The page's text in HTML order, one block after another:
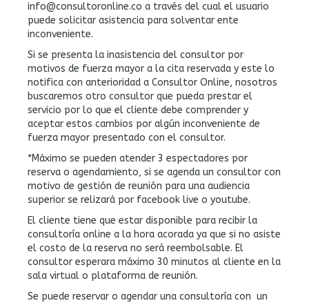
info@consultoronline.co a través del cual el usuario
puede solicitar asistencia para solventar ente
inconveniente.
Si se presenta la inasistencia del consultor por
motivos de fuerza mayor a la cita reservada y este lo
notifica con anterioridad a Consultor Online, nosotros
buscaremos otro consultor que pueda prestar el
servicio por lo que el cliente debe comprender y
aceptar estos cambios por algún inconveniente de
fuerza mayor presentado con el consultor.
*Máximo se pueden atender 3 espectadores por
reserva o agendamiento, si se agenda un consultor con
motivo de gestión de reunión para una audiencia
superior se relizará por facebook live o youtube.
El cliente tiene que estar disponible para recibir la
consultoría online a la hora acorada ya que si no asiste
el costo de la reserva no será reembolsable. El
consultor esperara máximo 30 minutos al cliente en la
sala virtual o plataforma de reunión.
Se puede reservar o agendar una consultoría con un